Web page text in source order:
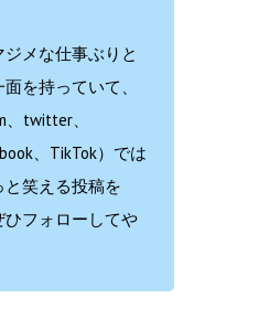
ジメな仕事ぶりと
を持っていて、
、twitter、
、TikTok）では
笑える投稿を
ひフォローしてや